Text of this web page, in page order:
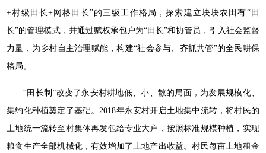
+村级田长+网格田长”的三级工作格局，探索建立块块农田有“田
长”的管理模式，并通过赋权承包户为“田长”和协管员，引入社会监督
力量，为乡村自主治理赋能，构建“社会参与、齐抓共管”的全民耕保
格局。
“田长制”改变了永安村耕地低、小、散的局面，为发展规模化、
集约化种植奠定了基础。2018年永安村开启土地集中流转，将村民的
土地统一流转至村集体再发包给专业大户，按照标准规模种植，实现
粮食生产全部机械化，有效增加了土地产出收益。村民每亩土地租金